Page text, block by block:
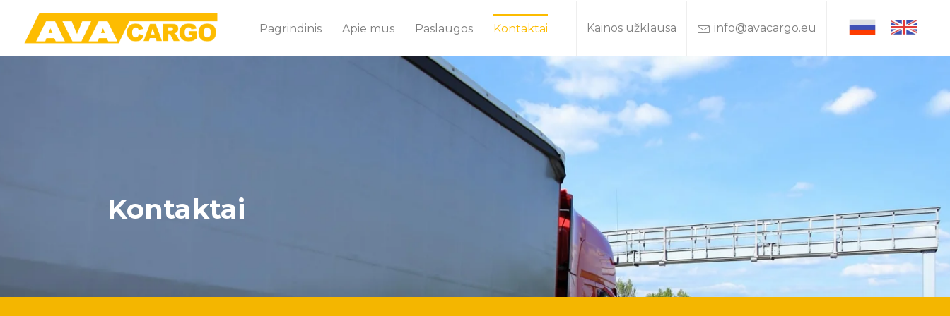
Pagrindinis Apie mus Paslaugos Kontaktai Kainos užklausa info@avacargo.eu
Kontaktai